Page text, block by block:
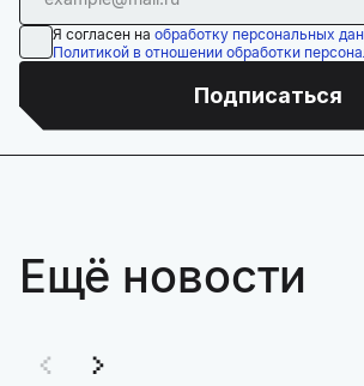
Я согласен на обработку персональных
Политикой в отношении обработки
Подписаться
Ещё новости